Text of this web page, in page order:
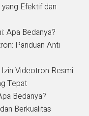
Efektif dan
Apa Bedanya?
Panduan Anti
Videotron Resmi
Tepat
Bedanya?
Berkualitas